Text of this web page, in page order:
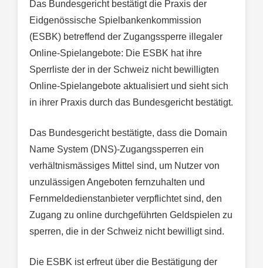
Das Bundesgericht bestätigt die Praxis der
Eidgenössische Spielbankenkommission
(ESBK) betreffend der Zugangssperre illegaler
Online-Spielangebote: Die ESBK hat ihre
Sperrliste der in der Schweiz nicht bewilligten
Online-Spielangebote aktualisiert und sieht sich
in ihrer Praxis durch das Bundesgericht bestätigt.
Das Bundesgericht bestätigte, dass die Domain
Name System (DNS)-Zugangssperren ein
verhältnismässiges Mittel sind, um Nutzer von
unzulässigen Angeboten fernzuhalten und
Fernmeldedienstanbieter verpflichtet sind, den
Zugang zu online durchgeführten Geldspielen zu
sperren, die in der Schweiz nicht bewilligt sind.
Die ESBK ist erfreut über die Bestätigung der